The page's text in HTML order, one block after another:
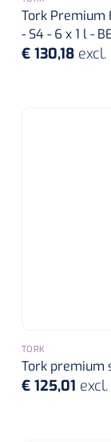
Alginaten
Tork Premium
- S4 - 6 x 1 l -
€ 130,18
TORK
Tork premium
€ 125,01